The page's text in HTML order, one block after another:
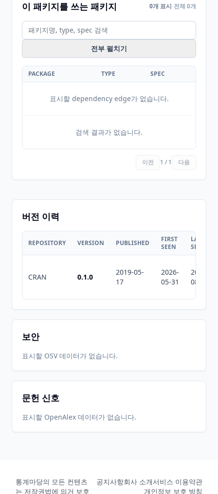
이 패키지를 쓰는 패키지 0개 표시 전체 0개
전부 펼치기
PACKAGE TYPE SPEC
표시할 dependency edge가 없습니다.
검색 결과가 없습니다.
이전 1 / 1 다음
버전 이력
REPOSITORY VERSION PUBLISHED
FIRST
SEEN
LAST
SEEN
CRAN 0.1.0
2019-05-
17
2026-
05-31
2026-
08-06
보안
표시할 OSV 데이터가 없습니다.
문헌 신호
표시할 OpenAlex 데이터가 없습니다.
통계마당의 모든 컨텐츠
는 저작권법에 의거 보호
공지사항회사 소개서비스 이용약관
개인정보 보호 방침